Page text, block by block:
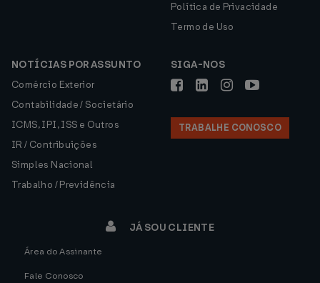
Política de Privacidade
Termo de Uso
NOTÍCIAS POR ASSUNTO
Comércio Exterior
Contabilidade / Societário
ICMS, IPI, ISS e Outros
IR / Contribuições
Simples Nacional
Trabalho / Previdência
SIGA-NOS
TRABALHE CONOSCO
JÁ SOU CLIENTE
Área do Assinante
Fale Conosco